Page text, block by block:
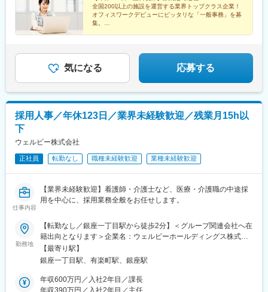
全国200以上の施設を運営する業界トップクラス企業！
オフィスワークデビューにピッタリな「一般事務」を募
集。
◆都庁前駅直結、新宿駅も徒歩圏内
気になる 応募する
採用人事／年休123日／業界未経験歓迎／残業月15h以
下
ウェルビー株式会社
正社員 転勤なし 職種未経験歓迎 業種未経験歓迎
仕事内容
【業界未経験歓迎】看護師・介護士など、医療・介護職の中途採
用を中心に、採用業務全般をお任せします。
勤務地
【転勤なし／銀座一丁目駅から徒歩2分】＜グループ関連会社へ在
籍出向となります＞企業名：ウェルビーホールディングス株式会
社勤務地：東京都中央区銀座2-3-6 銀座並木通りビル7階事業内
容：有料老人ホーム等の運営、訪問看護・介護事業所の運営職
【最寄り駅】
銀座一丁目駅、有楽町駅、銀座駅
年収600万円／入社2年目／課長
年収390万円／入社2年目／主任